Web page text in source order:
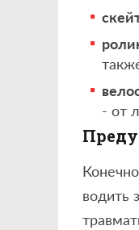
- от
водить